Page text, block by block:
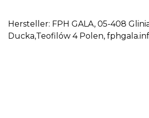
Hersteller: FPH GALA, 05-408
Ducka,Teofilów 4 Polen,